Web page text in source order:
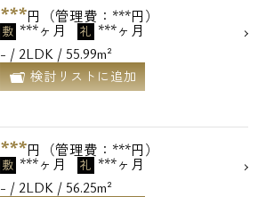
***円（管理費：***円）
敷 ***ヶ月 礼 ***ヶ月
- / 2LDK / 55.99m²
検討リストに追加
***円（管理費：***円）
敷 ***ヶ月 礼 ***ヶ月
- / 2LDK / 56.25m²